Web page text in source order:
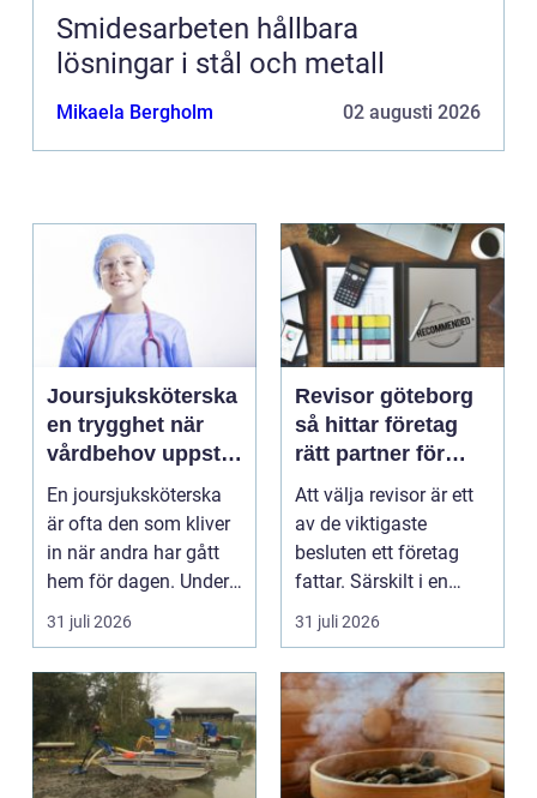
Smidesarbeten hållbara
lösningar i stål och metall
Mikaela Bergholm 02 augusti 2026
Joursjuksköterska
en trygghet när
vårdbehov uppstår
dygnet runt
En joursjuksköterska
är ofta den som kliver
in när andra har gått
hem för dagen. Under
sena kvällar,...
31 juli 2026
Revisor göteborg
så hittar företag
rätt partner för
trygg tillväxt
Att välja revisor är ett
av de viktigaste
besluten ett företag
fattar. Särskilt i en
företagsintensi...
31 juli 2026